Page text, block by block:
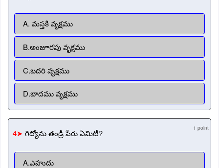
A. మస్తకి వృక్షము
B.అంజూరపు వృక్షము
C.బదరి వృక్షము
D.బాదము వృక్షము
4➤ గిద్యోను తండ్రి పేరు ఏమిటీ? 1 point
A.ఎహుదు